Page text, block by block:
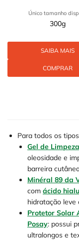
300g
SAIBA MAIS
COMPRAR
Para todos os
Gel de
oleosidade e
barreira
Minéral 89 da
com ácido
hidratação leve
Protetor Solar
Posay: possui
ultralongos e